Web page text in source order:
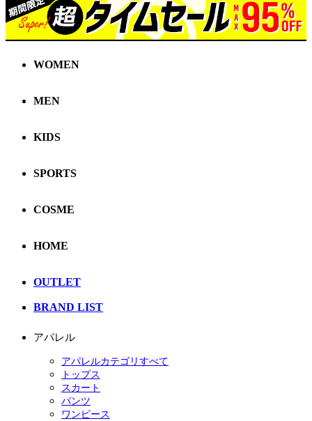
WOMEN
MEN
KIDS
SPORTS
COSME
HOME
OUTLET
BRAND LIST
アパレル
アパレルカテゴリすべて
トップス
スカート
パンツ
ワンピース